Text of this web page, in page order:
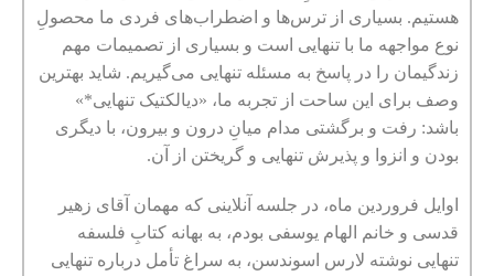
هستیم. بسیاری از ترس‌ها و اضطراب‌های فردی ما محصولِ
نوع مواجهه ما با تنهایی است و بسیاری از تصمیمات مهم
زندگیمان را در پاسخ به مسئله تنهایی می‌گیریم. شاید بهترین
وصف برای این ساحت از تجربه ما، «دیالکتیک تنهایی*»
باشد: رفت و برگشتی مدام میانِ درون و بیرون، با دیگری
بودن و انزوا و پذیرش تنهایی و گریختن از آن.
اوایل فروردین ماه، در جلسه آنلاینی که مهمان آقای زهیر
قدسی و خانم الهام یوسفی بودم، به بهانه کتابِ فلسفه
تنهایی نوشته لارس اسوندسن، به سراغ تأمل درباره تنهایی